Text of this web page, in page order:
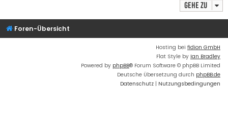
Gehe zu
Foren-Übersicht
Hosting bei fidion GmbH
Flat Style by Ian Bradley
Powered by phpBB® Forum Software © phpBB Limited
Deutsche Übersetzung durch phpBB.de
Datenschutz | Nutzungsbedingungen